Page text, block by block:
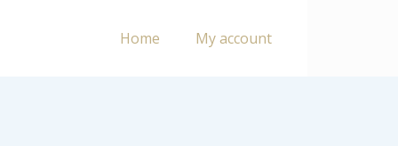
Home My account